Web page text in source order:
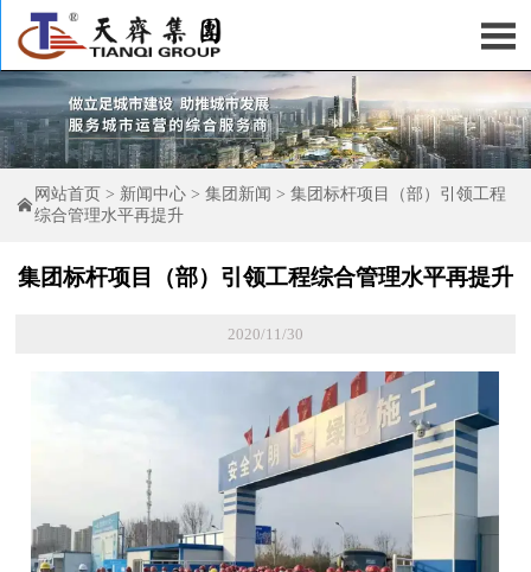


网站首页 > 新闻中心 > 集团新闻 > 集团标杆项目（部）引领工程
综合管理水平再提升
集团标杆项目（部）引领工程综合管理水平再提升
2020/11/30